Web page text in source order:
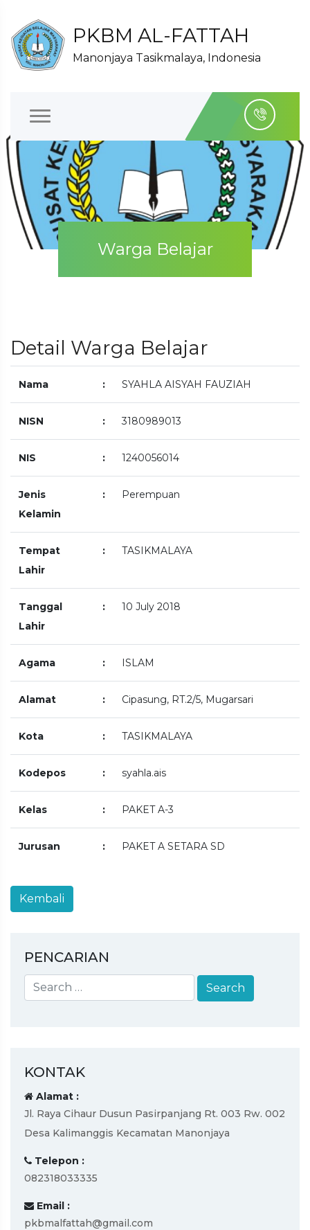
PKBM AL-FATTAH
Manonjaya Tasikmalaya, Indonesia
Warga Belajar
Detail Warga Belajar
Nama : SYAHLA AISYAH FAUZIAH
NISN : 3180989013
NIS : 1240056014
Jenis
Kelamin
: Perempuan
Tempat
Lahir
: TASIKMALAYA
Tanggal
Lahir
: 10 July 2018
Agama : ISLAM
Alamat : Cipasung, RT.2/5, Mugarsari
Kota : TASIKMALAYA
Kodepos : syahla.ais
Kelas : PAKET A-3
Jurusan : PAKET A SETARA SD
PENCARIAN
KONTAK
Alamat :
Jl. Raya Cihaur Dusun Pasirpanjang Rt. 003 Rw. 002
Desa Kalimanggis Kecamatan Manonjaya
Telepon :
082318033335
Email :
pkbmalfattah@gmail.com